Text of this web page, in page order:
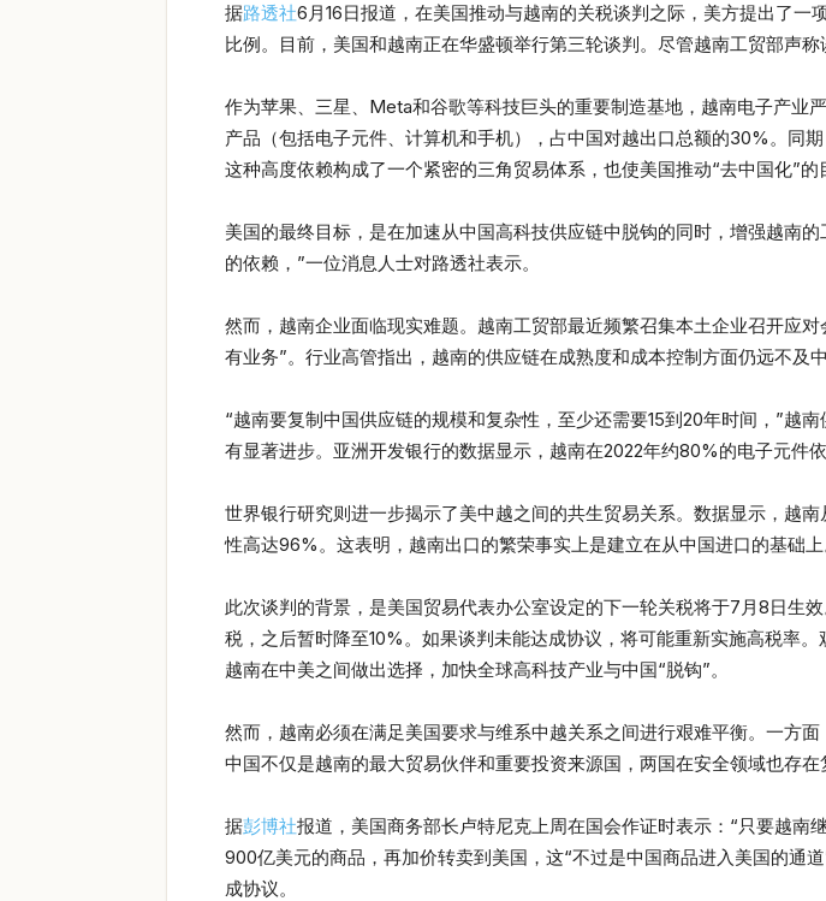
据路透社6月16日报道，在美国推动与越南的关税谈判之际，美方提出了
比例。目前，美国和越南正在华盛顿举行第三轮谈判。尽管越南工贸部声
作为苹果、三星、Meta和谷歌等科技巨头的重要制造基地，越南电子产
产品（包括电子元件、计算机和手机），占中国对越出口总额的30%。同
这种高度依赖构成了一个紧密的三角贸易体系，也使美国推动“去中国化”的
美国的最终目标，是在加速从中国高科技供应链中脱钩的同时，增强越南
的依赖，”一位消息人士对路透社表示。
然而，越南企业面临现实难题。越南工贸部最近频繁召集本土企业召开应
有业务”。行业高管指出，越南的供应链在成熟度和成本控制方面仍远不及
“越南要复制中国供应链的规模和复杂性，至少还需要15到20年时间，”越
有显著进步。亚洲开发银行的数据显示，越南在2022年约80%的电子元件
世界银行研究则进一步揭示了美中越之间的共生贸易关系。数据显示，越
性高达96%。这表明，越南出口的繁荣事实上是建立在从中国进口的基础上
此次谈判的背景，是美国贸易代表办公室设定的下一轮关税将于7月8日生
税，之后暂时降至10%。如果谈判未能达成协议，将可能重新实施高税率
越南在中美之间做出选择，加快全球高科技产业与中国“脱钩”。
然而，越南必须在满足美国要求与维系中越关系之间进行艰难平衡。一方
中国不仅是越南的最大贸易伙伴和重要投资来源国，两国在安全领域也存在
据彭博社报道，美国商务部长卢特尼克上周在国会作证时表示：“只要越
900亿美元的商品，再加价转卖到美国，这“不过是中国商品进入美国的通
成协议。